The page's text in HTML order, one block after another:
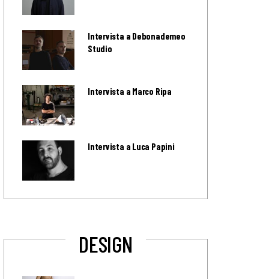
Intervista a Debonademeo
Studio
Intervista a Marco Ripa
Intervista a Luca Papini
DESIGN